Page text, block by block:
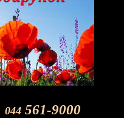
044 561-9000